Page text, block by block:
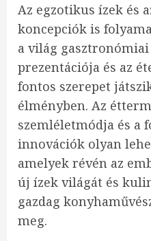
Az egzotikus ízek és
koncepciók is
a világ
prezentációja és az
fontos szerepet
élményben. Az
szemléletmódja és a
innovációk olyan
amelyek révén az
új ízek világát és
gazdag
meg.